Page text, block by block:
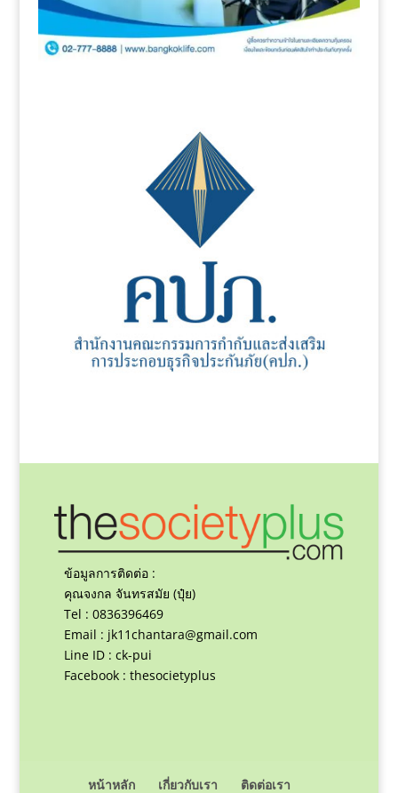
ข้อมูลการติดต่อ :
คุณจงกล จันทรสมัย (ปุ๋ย)
Tel : 0836396469
Email : jk11chantara@gmail.com
Line ID : ck-pui
Facebook : thesocietyplus
หน้าหลัก เกี่ยวกับเรา ติดต่อเรา